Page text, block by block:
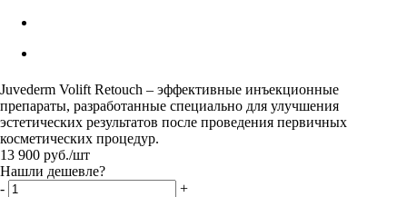
Juvederm Volift Retouch – эффективные инъекционные
препараты, разработанные специально для улучшения
эстетических результатов после проведения первичных
косметических процедур.
13 900 руб./шт
Нашли дешевле?
-
+